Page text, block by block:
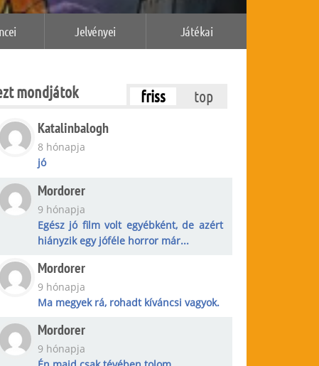
Jelvényei Játékai
mondjátok friss
top
Katalinbalogh
8 hónapja
jó
Mordorer
9 hónapja
Egész jó film volt egyébként, de azért
hiányzik egy jóféle horror már...
Mordorer
9 hónapja
Ma megyek rá, rohadt kíváncsi vagyok.
Mordorer
9 hónapja